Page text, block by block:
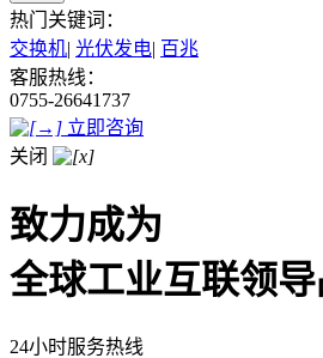
热门关键词：
交换机| 光伏发电| 百兆
客服热线：
0755-26641737
立即咨询
关闭
致力成为
全球工业互联领
24小时服务热线